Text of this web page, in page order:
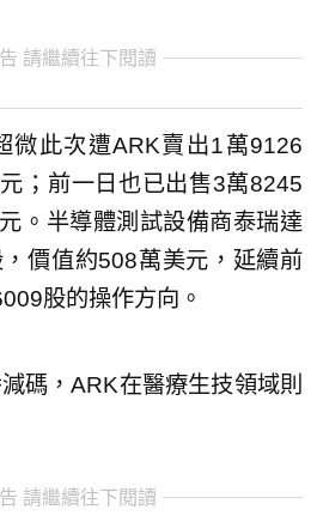
請繼續往下閱讀
微此次遭ARK賣出1萬9126
；前一日也已出售3萬8245
。半導體測試設備商泰瑞達
價值約508萬美元，延續前
股的操作方向。
碼，ARK在醫療生技領域則
請繼續往下閱讀